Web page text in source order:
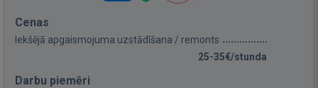
Cenas
Iekšējā apgaismojuma uzstādīšana / remonts
25-35€/stunda
Darbu piemēri